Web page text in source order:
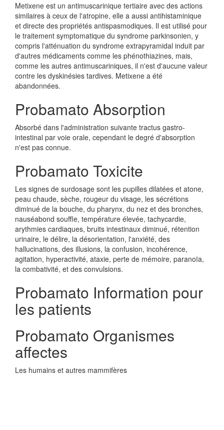
Metixene est un antimuscarinique tertiaire avec des actions
similaires à ceux de l'atropine, elle a aussi antihistaminique
et directe des propriétés antispasmodiques. Il est utilisé pour
le traitement symptomatique du syndrome parkinsonien, y
compris l'atténuation du syndrome extrapyramidal induit par
d'autres médicaments comme les phénothiazines, mais,
comme les autres antimuscariniques, il n'est d'aucune valeur
contre les dyskinésies tardives. Metixene a été
abandonnées.
Probamato Absorption
Absorbé dans l'administration suivante tractus gastro-
intestinal par voie orale, cependant le degré d'absorption
n'est pas connue.
Probamato Toxicite
Les signes de surdosage sont les pupilles dilatées et atone,
peau chaude, sèche, rougeur du visage, les sécrétions
diminué de la bouche, du pharynx, du nez et des bronches,
nauséabond souffle, température élevée, tachycardie,
arythmies cardiaques, bruits intestinaux diminué, rétention
urinaire, le délire, la désorientation, l'anxiété, des
hallucinations, des illusions, la confusion, incohérence,
agitation, hyperactivité, ataxie, perte de mémoire, paranoïa,
la combativité, et des convulsions.
Probamato Information pour
les patients
Probamato Organismes
affectes
Les humains et autres mammifères